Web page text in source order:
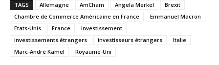
TAGS Allemagne AmCham Angela Merkel
Brexit
Chambre de Commerce Américaine en France
Emmanuel Macron
Etats-Unis
France
Investissement
investissements étrangers
investisseurs étrangers
Italie
Marc-André Kamel
Royaume-Uni